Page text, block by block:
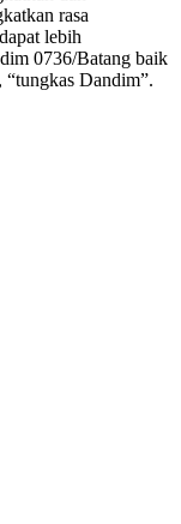
rasa
lebih
0736/Batang baik
“tungkas Dandim”.